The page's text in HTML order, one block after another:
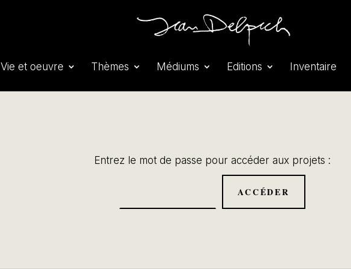
Vie et oeuvre Thèmes Médiums Editions Inventaire
Entrez le mot de passe pour accéder aux projets :